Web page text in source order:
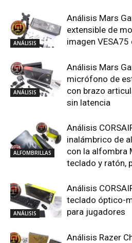
ANÁLISIS
Análisis Mars
extensible de
imagen VESA75
ANÁLISIS
Análisis Mars
micrófono de
con brazo
sin latencia
ALFOMBRILLAS
Análisis
inalámbrico de
con la alfombra
teclado y ratón,
ANÁLISIS
Análisis
teclado óptico-
para jugadores
Análisis Razer